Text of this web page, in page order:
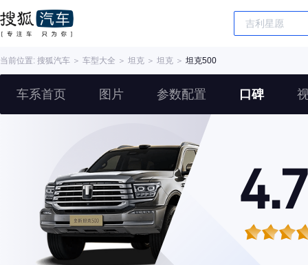
当前位置: 搜狐汽车 ＞ 车型大全 ＞ 坦克 ＞ 坦克 ＞ 坦克500
车系首页 图片 参数配置 口碑